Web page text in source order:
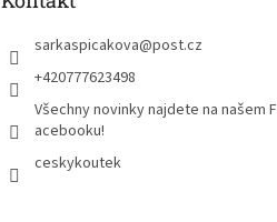
sarkaspicakova@post.cz
+420777623498
Všechny novinky najdete na našem F
acebooku!
ceskykoutek